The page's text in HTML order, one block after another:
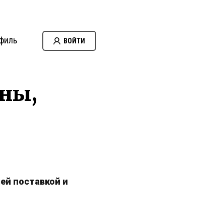
ВОЙТИ
поставкой и